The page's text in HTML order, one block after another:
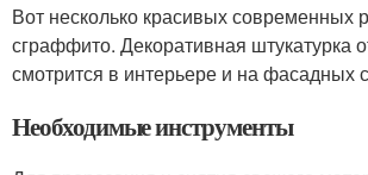
Вот несколько красивых современных
сграффито. Декоративная штукатурка
смотрится в интерьере и на фасадных
Необходимые инструменты